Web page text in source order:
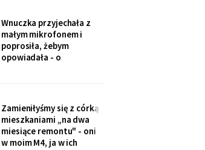
sąsiadowi, który zawsze
mi pomaga - a nie synowi,
który nie przyjechał ani
do szpitala, ani na
rocznicę
Wnuczka przyjechała z
małym mikrofonem i
poprosiła, żebym
opowiadała - o
niedziele. Powiedziała,
że chce, żeby jej dzieci
kiedyś usłyszały mój głos.
Zamieniłyśmy się z córką
mieszkaniami „na dwa
miesiące remontu" - oni
w moim M4, ja w ich